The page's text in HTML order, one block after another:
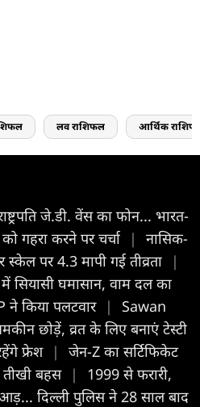
लव राशिफल आर्थिक
जे.डी. वेंस का फोन... भारत-
गहरा करने पर चर्चा
|
नासिक-
पर 4.3 मापी गई तीव्रता
|
सियासी घमासान, वाम दल का
किया पलटवार |
Sawan
छोड़ें, व्रत के लिए बनाएं टेस्टी
फ्रेश |
जेन-Z का सर्टिफिकेट
बहस |
1999 से फरारी,
दिल्ली पुलिस ने 28 साल बाद